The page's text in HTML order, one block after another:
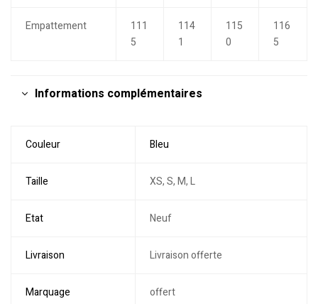
Empattement
111
5
114
1
115
0
116
5
Informations complémentaires
Couleur Bleu
Taille XS, S, M, L
Etat Neuf
Livraison Livraison offerte
Marquage offert